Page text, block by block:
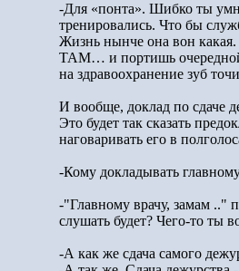
-Для «понта». Шибко ты
тренировались. Что бы
Жизнь нынче она вон
ТАМ… и портишь очередной
на здравоохранение зуб
И вообще, доклад по сдаче
Это будет так сказать
наговаривать его в
-Кому докладывать
-"Главному врачу, замам .."
слушать будет? Чего-то ты
-А как же сдача самого